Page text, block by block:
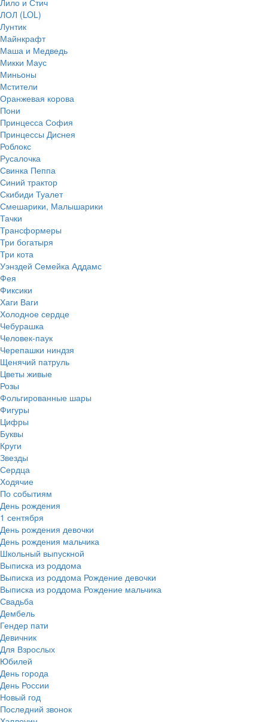
Лило и Стич
ЛОЛ (LOL)
Лунтик
Майнкрафт
Маша и Медведь
Микки Маус
Миньоны
Мстители
Оранжевая корова
Пони
Принцесса София
Принцессы Диснея
Роблокс
Русалочка
Свинка Пеппа
Синий трактор
Скибиди Туалет
Смешарики, Малышарики
Тачки
Трансформеры
Три богатыря
Три кота
Уэнздей Семейка Аддамс
Фея
Фиксики
Хаги Ваги
Холодное сердце
Чебурашка
Человек-паук
Черепашки ниндзя
Щенячий патруль
Цветы живые
Розы
Фольгированные шары
Фигуры
Цифры
Буквы
Круги
Звезды
Сердца
Ходячие
По событиям
День рождения
1 сентября
День рождения девочки
День рождения мальчика
Школьный выпускной
Выписка из роддома
Выписка из роддома Рождение девочки
Выписка из роддома Рождение мальчика
Свадьба
Дембель
Гендер пати
Девичник
Для Взрослых
Юбилей
День города
День России
Новый год
Последний звонок